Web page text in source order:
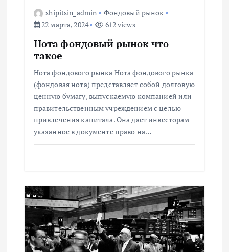
м
shipitsin_admin
Фондовый рынок
22 марта, 2024
612 views
Нота фондовый рынок что
такое
Нота фондового рынка Нота фондового рынка
(фондовая нота) представляет собой долговую
ценную бумагу, выпускаемую компанией или
правительственным учреждением с целью
привлечения капитала. Она дает инвесторам
указанное в документе право на…